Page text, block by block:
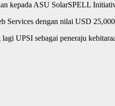
kepada ASU SolarSPELL
Services dengan nilai USD
UPSI sebagai peneraju